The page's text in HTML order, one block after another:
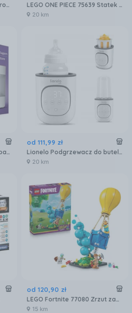
Enero Quad Elektryczny Micron Żółty 1032764 LEGO ONE PIECE 75639 Statek piracki Going Merry
20 km
PHILIPS AVENT Sterylizator parowy SCF291/00
od 111,99 zł
Lionelo Podgrzewacz do butelek pokarmu 5w1 Thermup White
20 km
od 120,90 zł
LEGO Fortnite 77080 Zrzut zaopatrzenia
15 km